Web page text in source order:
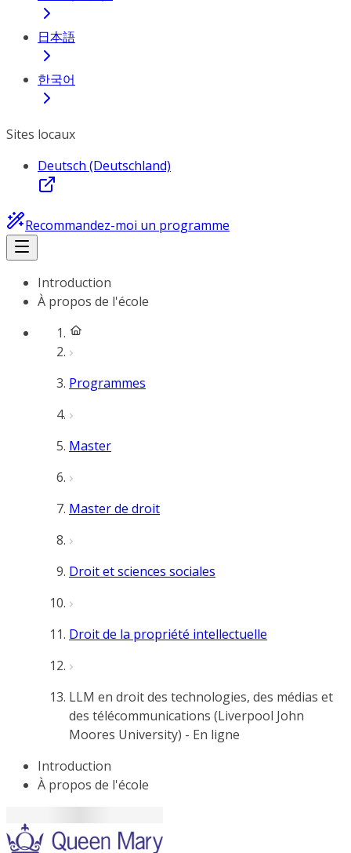
日本語
한국어
Sites locaux
Deutsch (Deutschland)
Recommandez-moi un programme
Introduction
À propos de l'école
Programmes
Master
Master de droit
Droit et sciences sociales
Droit de la propriété intellectuelle
LLM en droit des technologies, des médias et
des télécommunications (Liverpool John
Moores University) - En ligne
Introduction
À propos de l'école